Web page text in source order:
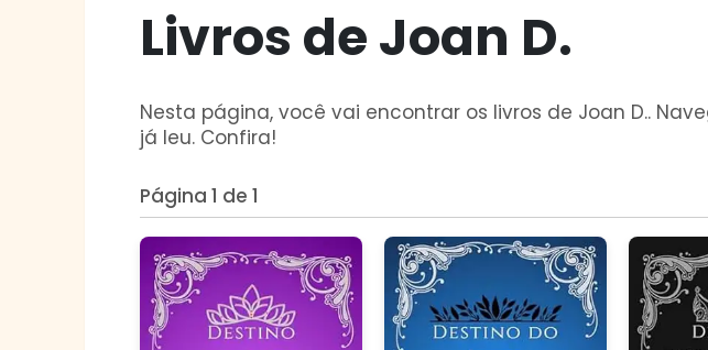
Livros de Joan D.
Nesta página, você vai encontrar os livros de Joan D..
já leu. Confira!
Página 1 de 1